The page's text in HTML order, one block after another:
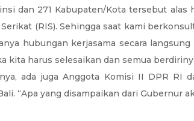
dan 271 Kabupaten/Kota tersebut
(RIS). Sehingga saat kami
hubungan kerjasama secara
kita harus selesaikan dan semua
ada juga Anggota Komisi II DPR RI
“Apa yang disampaikan dari Gubernur